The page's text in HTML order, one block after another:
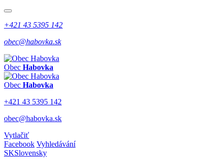
+421 43 5395 142
obec@habovka.sk
Obec Habovka
Obec Habovka
+421 43 5395 142
obec@habovka.sk
Vytlačiť
Facebook Vyhledávání
SKSlovensky